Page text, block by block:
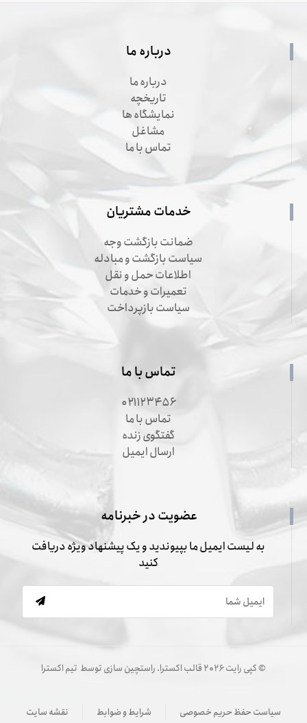
درباره ما
درباره ما
تاریخچه
نمایشگاه ها
مشاغل
تماس با ما
خدمات مشتریان
ضمانت بازگشت وجه
سیاست بازگشت و مبادله
اطلاعات حمل و نقل
تعمیرات و خدمات
سیاست بازپرداخت
تماس با ما
۰۲۱۱۲۳۴۵۶
تماس با ما
گفتگوی زنده
ارسال ایمیل
عضویت در خبرنامه
به لیست ایمیل ما بپیوندید و یک پیشنهاد ویژه دریافت
کنید
© کپی رایت ۲۰۲۶ قالب اکسترا. راستچین سازی توسط تیم اکسترا
نقشه سایت شرایط و ضوابط سیاست حفظ حریم خصوصی